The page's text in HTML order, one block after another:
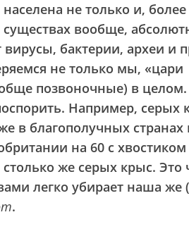
не только и, более
вообще,
бактерии, археи и
не только мы, «цари
позвоночные) в
Например, серых
в благополучных странах
на 60 с хвостиком
же серых крыс. Это
легко убирает наша же
.